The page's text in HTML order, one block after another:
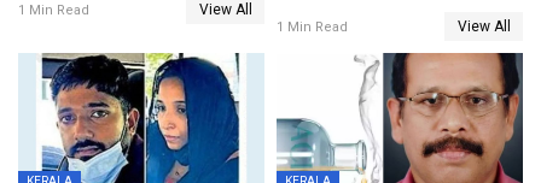
1 Min Read View All
ഗർഭിണിയായ യുവതിക്ക് ക്രൂര
1 Min Read View All